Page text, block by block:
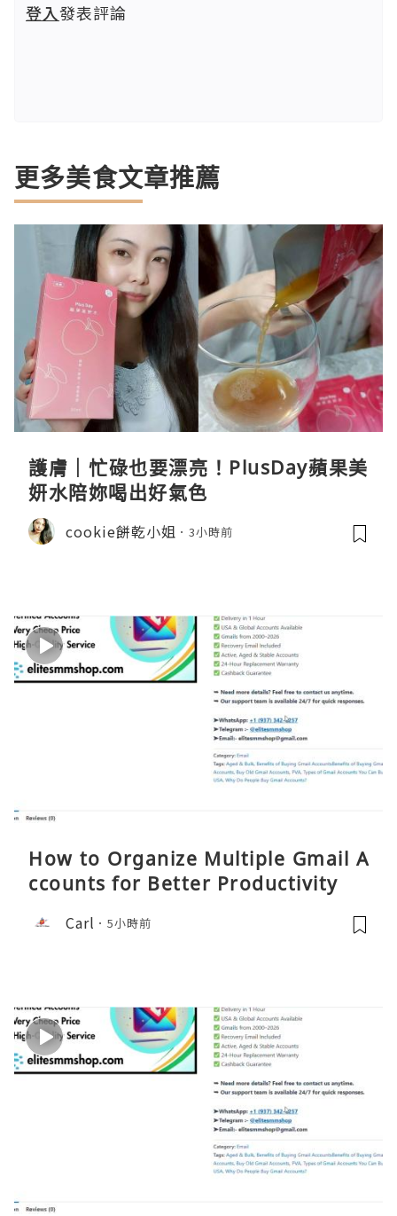
登入發表評論
更多美食文章推薦
護膚｜忙碌也要漂亮！PlusDay蘋果美
妍水陪妳喝出好氣色
cookie餅乾小姐 3小時前
How to Organize Multiple Gmail A
ccounts for Better Productivity
Carl 5小時前